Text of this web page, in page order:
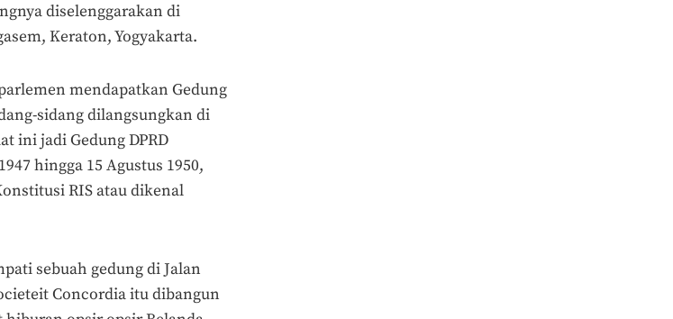
diselenggarakan di
Keraton, Yogyakarta.
mendapatkan Gedung
sidang dilangsungkan di
ini jadi Gedung DPRD
hingga 15 Agustus 1950,
RIS atau dikenal
sebuah gedung di Jalan
Concordia itu dibangun